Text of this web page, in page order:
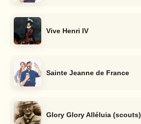
Vive Henri IV
Sainte Jeanne de France
Glory Glory Alléluia (scouts)